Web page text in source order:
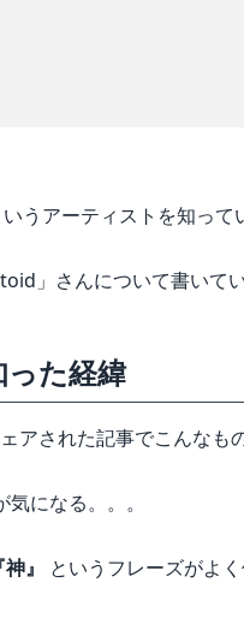
いうアーティストを知って
」さんについて書いてい
た経緯
アされた記事でこんなも
になる。。。
神』 というフレーズがよ